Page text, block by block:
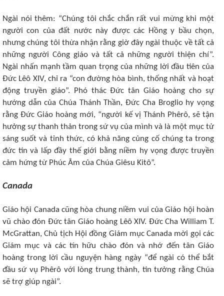
Ngài nói thêm: “Chúng tôi chắc chắn rất vui mừng khi một
người con của đất nước này được các Hồng y bầu chọn,
nhưng chúng tôi thừa nhận rằng giờ đây ngài thuộc về tất cả
những người Công giáo và tất cả những người thiện chí”.
Ngài nhấn mạnh tầm quan trọng của những lời đầu tiên của
Đức Lêô XIV, chỉ ra “con đường hòa bình, thống nhất và hoạt
động truyền giáo”. Phó thác Đức tân Giáo hoàng cho sự
hướng dẫn của Chúa Thánh Thần, Đức Cha Broglio hy vọng
rằng Đức Giáo hoàng mới, “người kế vị Thánh Phêrô, sẽ tận
hưởng sự thanh thản trong sứ vụ của mình và là một mục tử
sáng suốt và tỉnh thức, có khả năng củng cố chúng ta trong
đức tin và lấp đầy thế giới bằng niềm hy vọng được truyền
cảm hứng từ Phúc Âm của Chúa Giêsu Kitô”.
Canada
Giáo hội Canada cũng hòa chung niềm vui của Giáo hội hoàn
vũ chào đón Đức tân Giáo hoàng Lêô XIV. Đức Cha William T.
McGrattan, Chủ tịch Hội đồng Giám mục Canada mời gọi các
Giám mục và các tín hữu chào đón và nhớ đến tân Giáo
hoàng trong lời cầu nguyện hàng ngày “để ngài có thể bắt
đầu sứ vụ Phêrô với lòng trung thành, tin tưởng rằng Chúa
sẽ trợ giúp ngài”.